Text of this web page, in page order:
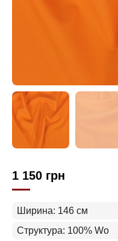
1 150 грн
Ширина: 146 см
Структура: 100% Wo